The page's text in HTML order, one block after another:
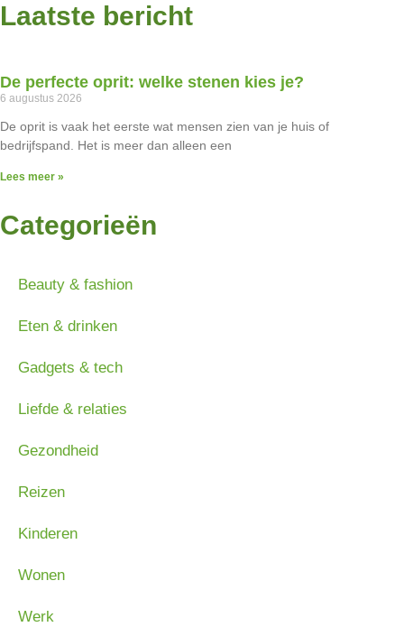
Laatste bericht
De perfecte oprit: welke stenen kies je?
6 augustus 2026
De oprit is vaak het eerste wat mensen zien van je huis of
bedrijfspand. Het is meer dan alleen een
Lees meer »
Categorieën
Beauty & fashion
Eten & drinken
Gadgets & tech
Liefde & relaties
Gezondheid
Reizen
Kinderen
Wonen
Werk